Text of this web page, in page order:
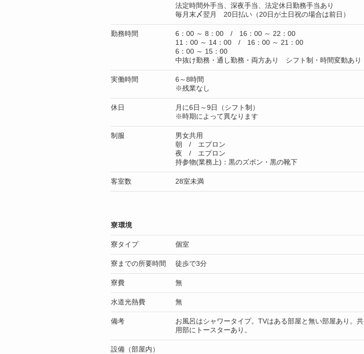
法定時間外手当、深夜手当、法定休日勤務手当あり
毎月末〆翌月 20日払い（20日が土日祝の場合は前日）
勤務時間
6：00 ～ 8：00 / 16：00 ～ 22：00
11：00 ～ 14：00 / 16：00 ～ 21：00
6：00 ～ 15：00
中抜け勤務・通し勤務・両方あり シフト制・時間変動あり
実働時間
6～8時間
※残業なし
休日
月に6日～9日（シフト制）
※時期によって異なります
制服
男女共用
朝 / エプロン
夜 / エプロン
持参物(業務上)：黒のズボン・黒の靴下
客室数 28室未満
寮環境
寮タイプ 個室
寮までの所要時間 徒歩で3分
寮費 無
水道光熱費 無
備考
お風呂はシャワータイプ。TVはある部屋と無い部屋あり。共
用部にトースターあり。
設備（部屋内）